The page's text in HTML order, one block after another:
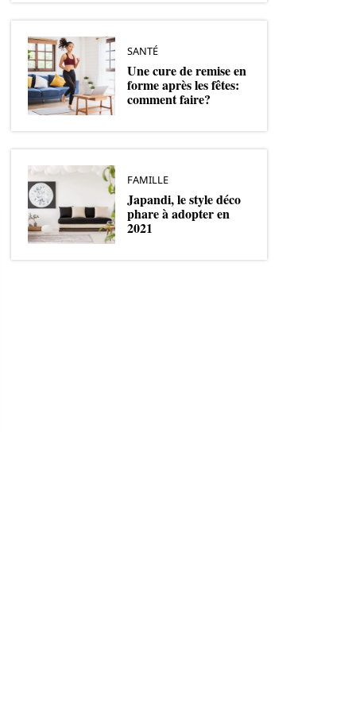
SANTÉ
Une cure de remise en
forme après les fêtes:
comment faire?
FAMILLE
Japandi, le style déco
phare à adopter en
2021